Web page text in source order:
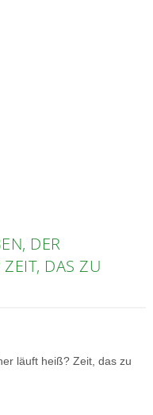
DER
DAS ZU Ä
läuft heiß? Zeit, das zu